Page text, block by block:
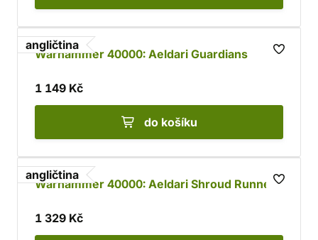
angličtina
Warhammer 40000: Aeldari Guardians
1 149 Kč
do košíku
angličtina
Warhammer 40000: Aeldari Shroud Runners
1 329 Kč